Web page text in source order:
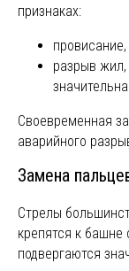
признаках:
разрыв
Своевременная
аварийного
Замена
Стрелы
крепятся к
подвергаются
Екатеринбург,
1-я Баритовая,
127д
Витальевич
8 (912) 212-77-74
Директор: